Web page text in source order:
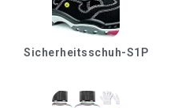
Sicherheitsschuh-S1P